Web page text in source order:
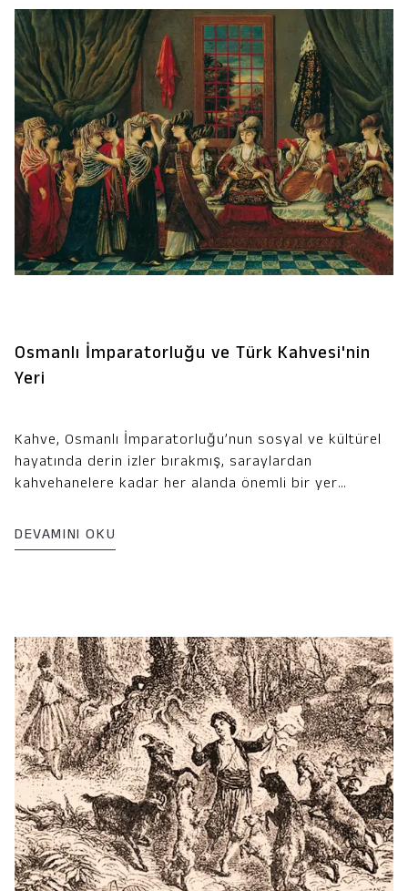
Osmanlı İmparatorluğu ve Türk Kahvesi'nin
Yeri
Kahve, Osmanlı İmparatorluğu’nun sosyal ve kültürel
hayatında derin izler bırakmış, saraylardan
kahvehanelere kadar her alanda önemli bir yer
kahve, kısa sürede İmparatorluğun en sevilen
içeceklerinden biri haline gelmiş ve bugün bile dünya
inceleyeceğiz.
DEVAMINI OKU